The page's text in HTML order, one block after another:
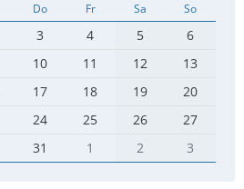
Do Fr Sa So
3 4 5
6
10 11 12
13
17 18 19
20
24 25 26
27
31 1 2 3